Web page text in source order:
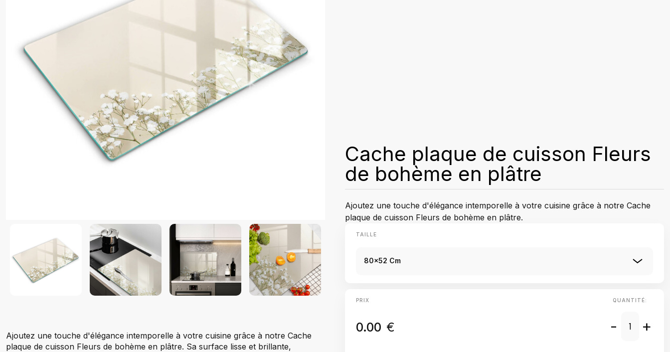
Ajoutez une touche d'élégance intemporelle à votre cuisine grâce à notre Cache
plaque de cuisson Fleurs de bohème en plâtre. Sa surface lisse et brillante,
Cache plaque de cuisson Fleurs
de bohème en plâtre
Ajoutez une touche d'élégance intemporelle à votre cuisine grâce à notre Cache
plaque de cuisson Fleurs de bohème en plâtre.
TAILLE
80x52 Cm
PRIX
0.00 €
QUANTITÉ:
- +